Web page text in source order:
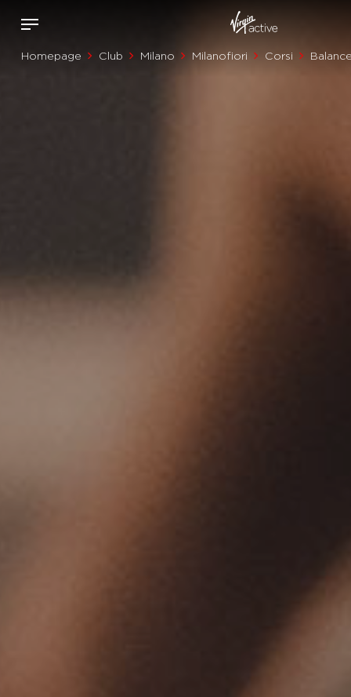
Homepage Club Milano Milanofiori Corsi